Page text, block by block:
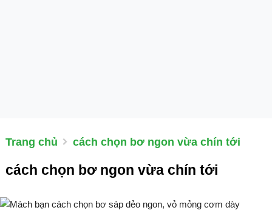
Trang chủ cách chọn bơ ngon vừa chín tới
cách chọn bơ ngon vừa chín tới